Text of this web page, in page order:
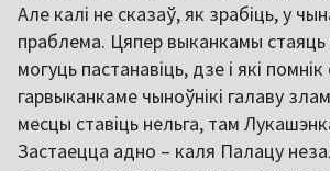
Але калі не сказаў, як зрабіць, у
праблема. Цяпер выканкамы стаяць
могуць пастанавіць, дзе і які
гарвыканкаме чыноўнікі галаву
месцы ставіць нельга, там
Застаецца адно – каля Палацу